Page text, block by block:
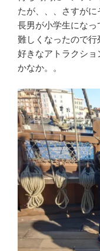
たが、、、さすがに
長男が小学生にな
難しくなったので行
好きなアトラクシ
かなか。。